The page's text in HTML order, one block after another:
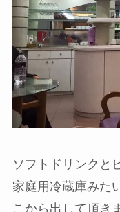
ソフトドリンクと
家庭用冷蔵庫みた
こから出して頂き